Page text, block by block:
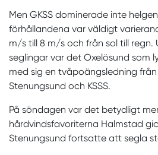
Men GKSS dominerade inte
förhållandena var väldigt
m/s till 8 m/s och från sol till regn.
seglingar var det Oxelösund som
med sig en tvåpoängsledning
Stenungsund och KSSS.
På söndagen var det betydligt
hårdvindsfavoriterna Halmstad
Stenungsund fortsatte att segla